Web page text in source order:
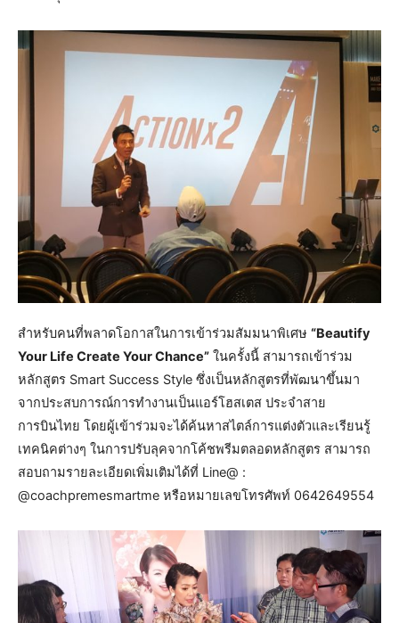
สำหรับคนที่พลาดโอกาสในการเข้าร่วมสัมมนาพิเศษ “Beautify
Your Life Create Your Chance” ในครั้งนี้ สามารถเข้าร่วม
หลักสูตร Smart Success Style ซึ่งเป็นหลักสูตรที่พัฒนาขึ้นมา
จากประสบการณ์การทำงานเป็นแอร์โฮสเตส ประจำสาย
การบินไทย โดยผู้เข้าร่วมจะได้ค้นหาสไตล์การแต่งตัวและเรียนรู้
เทคนิคต่างๆ ในการปรับลุคจากโค้ชพรีมตลอดหลักสูตร สามารถ
สอบถามรายละเอียดเพิ่มเติมได้ที่ Line@ :
@coachpremesmartme หรือหมายเลขโทรศัพท์ 0642649554